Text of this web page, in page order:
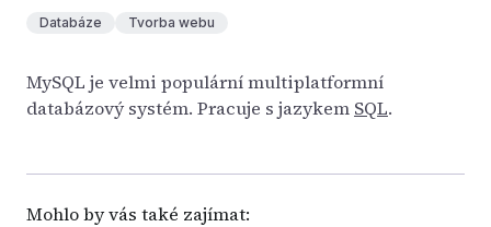
Databáze Tvorba webu
MySQL je velmi populární multiplatformní
databázový systém. Pracuje s jazykem SQL.
Mohlo by vás také zajímat: